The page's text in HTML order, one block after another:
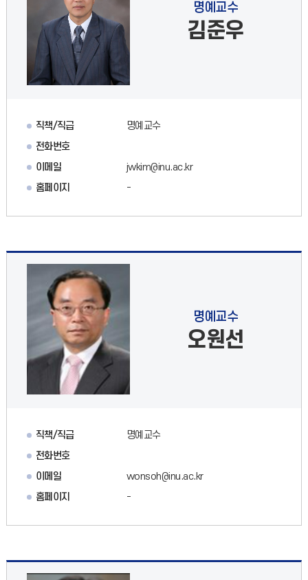
명예교수
김준우
직책/직급
명예교수
전화번호
이메일
jwkim@inu.ac.kr
홈페이지
-
명예교수
오원선
직책/직급
명예교수
전화번호
이메일
wonsoh@inu.ac.kr
홈페이지
-